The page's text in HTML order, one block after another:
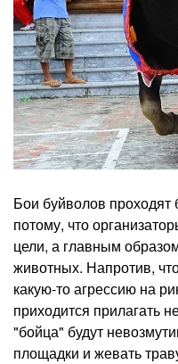
Бои буйволов проходят
потому, что
цели, а главным
животных. Напротив,
какую-то агрессию на
приходится прилагать
"бойца" будут
площадки и жевать